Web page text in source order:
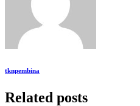
tknpembina
Related posts